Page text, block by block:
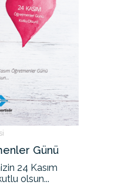
Günü
24 Kasım
olsun...